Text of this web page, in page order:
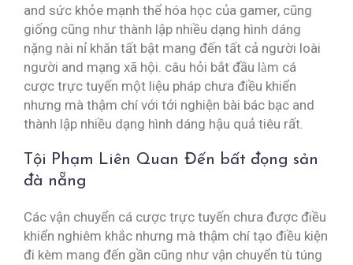
and sức khỏe mạnh thể hóa học của gamer, cũng
giống cũng như thành lập nhiều dạng hình dáng
nặng nài nỉ khăn tất bật mang đến tất cả người loài
người and mạng xã hội. câu hỏi bắt đầu làm cá
cược trực tuyến một liệu pháp chưa điều khiển
nhưng mà thậm chí với tới nghiện bài bác bạc and
thành lập nhiều dạng hình dáng hậu quả tiêu rất.
Tội Phạm Liên Quan Đến bất đọng sản
đà nẵng
Các vận chuyển cá cược trực tuyến chưa được điều
khiển nghiêm khắc nhưng mà thậm chí tạo điều kiện
đi kèm mang đến gần cũng như vận chuyển tù túng